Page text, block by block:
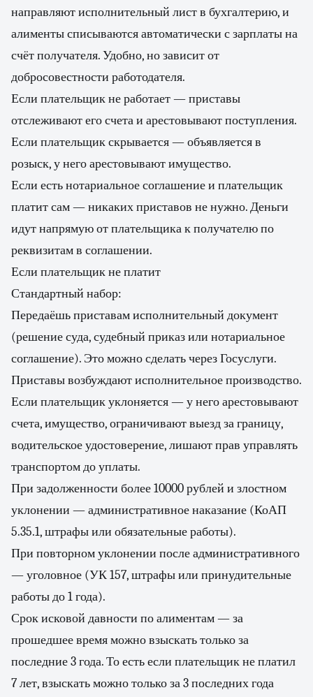
направляют исполнительный лист в бухгалтерию, и
алименты списываются автоматически с зарплаты на
счёт получателя. Удобно, но зависит от
добросовестности работодателя.
Если плательщик не работает — приставы
отслеживают его счета и арестовывают поступления.
Если плательщик скрывается — объявляется в
розыск, у него арестовывают имущество.
Если есть нотариальное соглашение и плательщик
платит сам — никаких приставов не нужно. Деньги
идут напрямую от плательщика к получателю по
реквизитам в соглашении.
Если плательщик не платит
Стандартный набор:
Передаёшь приставам исполнительный документ
(решение суда, судебный приказ или нотариальное
соглашение). Это можно сделать через Госуслуги.
Приставы возбуждают исполнительное производство.
Если плательщик уклоняется — у него арестовывают
счета, имущество, ограничивают выезд за границу,
водительское удостоверение, лишают прав управлять
транспортом до уплаты.
При задолженности более 10000 рублей и злостном
уклонении — административное наказание (КоАП
5.35.1, штрафы или обязательные работы).
При повторном уклонении после административного
— уголовное (УК 157, штрафы или принудительные
работы до 1 года).
Срок исковой давности по алиментам — за
прошедшее время можно взыскать только за
последние 3 года. То есть если плательщик не платил
7 лет, взыскать можно только за 3 последних года